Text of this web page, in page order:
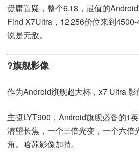
毋庸置疑，整个6.18，最值的
Find X7Ultra，12 256价位来到
说是无敌。
?旗舰影像
作为Android旗舰超大杯，x7 Ultra 影
主摄LYT900，Android旗舰必备的1
潜望长焦，一个三倍光变，一个六倍
角。哈苏影像加持。